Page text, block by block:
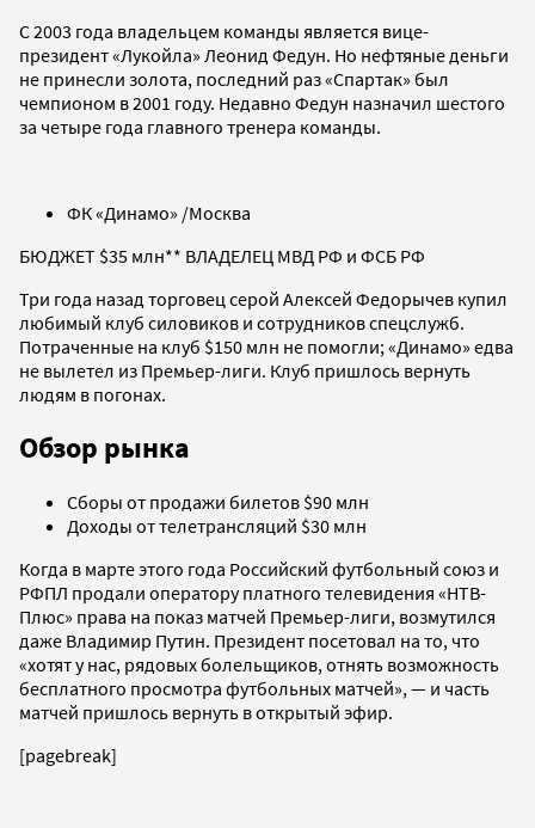
С 2003 года владельцем команды является вице-
президент «Лукойла» Леонид Федун. Но нефтяные деньги
не принесли золота, последний раз «Спартак» был
чемпионом в 2001 году. Недавно Федун назначил шестого
за четыре года главного тренера команды.
ФК «Динамо» /Москва
БЮДЖЕТ $35 млн** ВЛАДЕЛЕЦ МВД РФ и ФСБ РФ
Три года назад торговец серой Алексей Федорычев купил
любимый клуб силовиков и сотрудников спецслужб.
Потраченные на клуб $150 млн не помогли; «Динамо» едва
не вылетел из Премьер-лиги. Клуб пришлось вернуть
людям в погонах.
Обзор рынка
Cборы от продажи билетов $90 млн
Доходы от телетрансляций $30 млн
Когда в марте этого года Российский футбольный союз и
РФПЛ продали оператору платного телевидения «НТВ-
Плюс» права на показ матчей Премьер-лиги, возмутился
даже Владимир Путин. Президент посетовал на то, что
«хотят у нас, рядовых болельщиков, отнять возможность
бесплатного просмотра футбольных матчей», — и часть
матчей пришлось вернуть в открытый эфир.
[pagebreak]